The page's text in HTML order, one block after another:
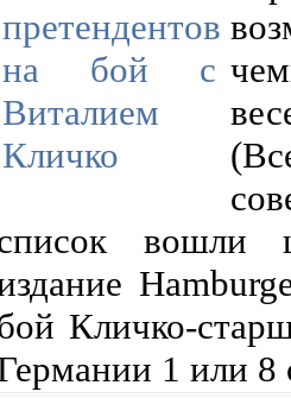
вошли
Кличко-
1 или 8